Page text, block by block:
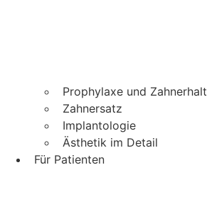
Prophylaxe und Zahnerhalt
Zahnersatz
Implantologie
Ästhetik im Detail
Für Patienten